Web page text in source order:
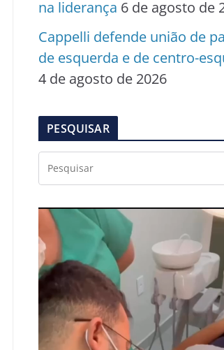
na liderança 6 de agosto de
Cappelli defende união de
de esquerda e de centro-
4 de agosto de 2026
PESQUISAR